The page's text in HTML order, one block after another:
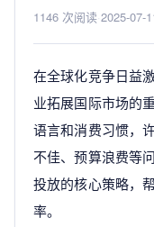
1146 次阅读 2025-07-
在全球化竞争日益
业拓展国际市场的
语言和消费习惯，
不佳、预算浪费等
投放的核心策略，
率。